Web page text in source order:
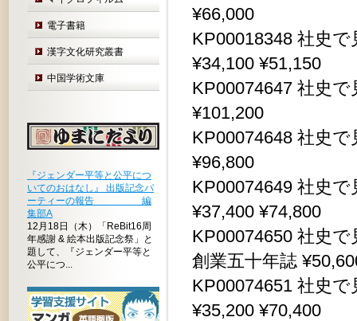
電子書籍
漢字文化研究叢書
中国学術文庫
『ジェンダー平等と公平につ
いてのおはなし』 出版記念パ
ーティーの報告 編
集部A
12月18日（木）「ReBit16周
年感謝 & 絵本出版記念祭」と
題して、『ジェンダー平等と
公平につ...
¥66,000
KP00018348 社史
¥34,100 ¥51,150
KP00074647 社史
¥101,200
KP00074648 社史
¥96,800
KP00074649 社史
¥37,400 ¥74,800
KP00074650 社史
創業五十年誌
KP00074651 社史
¥35,200 ¥70,400